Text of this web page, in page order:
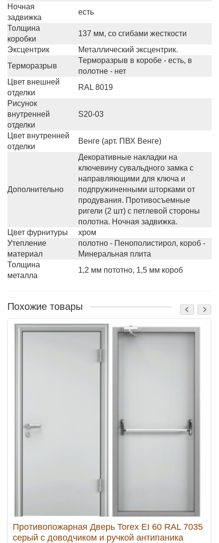
Ночная
задвижка
есть
Толщина
коробки
137 мм, со сгибами жесткости
Эксцентрик
Металлический эксцентрик.
Терморазрыв
Терморазрыв в коробе - есть, в
полотне - нет
Цвет внешней
отделки
RAL 8019
Рисунок
внутренней
отделки
S20-03
Цвет внутренней
отделки
Венге (арт. ПВХ Венге)
Дополнительно
Декоративные накладки на
ключевину сувальдного замка с
направляющими для ключа и
подпружиненными шторками от
продувания. Противосъемные
ригели (2 шт) с петлевой стороны
полотна. Ночная задвижка.
Цвет фурнитуры
хром
Утепление
материал
полотно - Пенополистирол, короб -
Минеральная плита
Толщина
металла
1,2 мм пототно, 1,5 мм короб
Похожие товары
Противопожарная Дверь Torex EI 60 RAL 7035
серый с доводчиком и ручкой антипаника